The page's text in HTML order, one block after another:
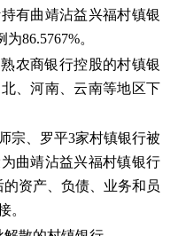
有曲靖沾益兴福村镇银
86.5767%。
农商银行控股的村镇银
、河南、云南等地区下
宗、罗平3家村镇银行被
曲靖沾益兴福村镇银行
资产、负债、业务和员
。